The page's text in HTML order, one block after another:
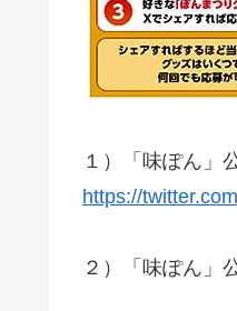
１）「味ぽん」
https://
２）「味ぽん」